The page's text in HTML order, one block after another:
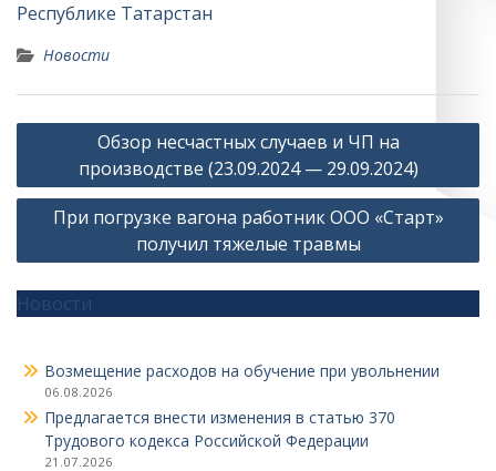
Республике Татарстан
Новости
Навигация
записям
Обзор несчастных случаев и ЧП на
производстве (23.09.2024 — 29.09.2024)
При погрузке вагона работник ООО «Старт»
получил тяжелые травмы
Новости
Возмещение расходов на обучение при увольнении
06.08.2026
Предлагается внести изменения в статью 370
Трудового кодекса Российской Федерации
21.07.2026